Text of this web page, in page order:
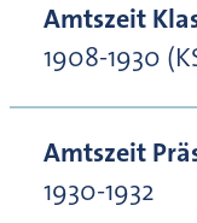
Amtszeit
1908-1930
Amtszeit
1930-1932